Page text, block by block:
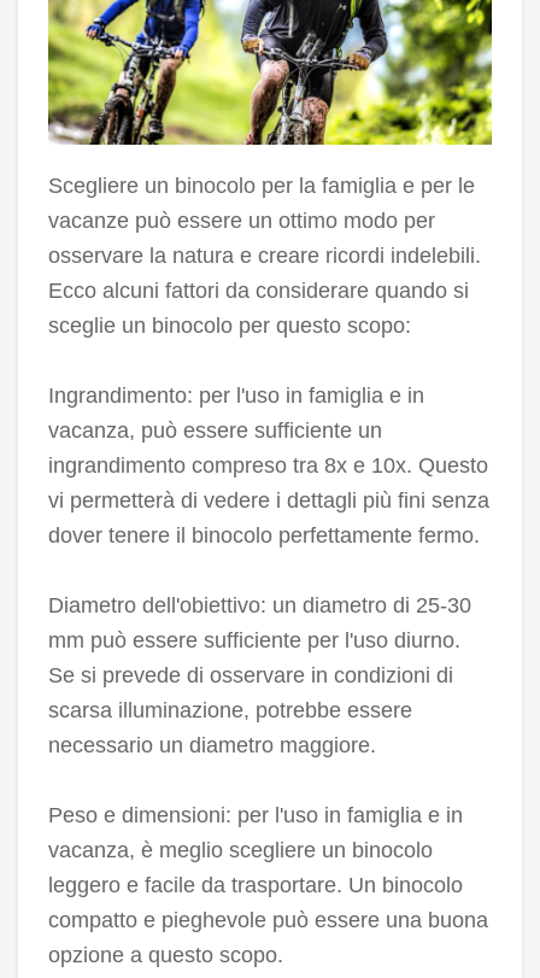
Scegliere un binocolo per la famiglia e per le
vacanze può essere un ottimo modo per
osservare la natura e creare ricordi indelebili.
Ecco alcuni fattori da considerare quando si
sceglie un binocolo per questo scopo:
Ingrandimento: per l'uso in famiglia e in
vacanza, può essere sufficiente un
ingrandimento compreso tra 8x e 10x. Questo
vi permetterà di vedere i dettagli più fini senza
dover tenere il binocolo perfettamente fermo.
Diametro dell'obiettivo: un diametro di 25-30
mm può essere sufficiente per l'uso diurno.
Se si prevede di osservare in condizioni di
scarsa illuminazione, potrebbe essere
necessario un diametro maggiore.
Peso e dimensioni: per l'uso in famiglia e in
vacanza, è meglio scegliere un binocolo
leggero e facile da trasportare. Un binocolo
compatto e pieghevole può essere una buona
opzione a questo scopo.